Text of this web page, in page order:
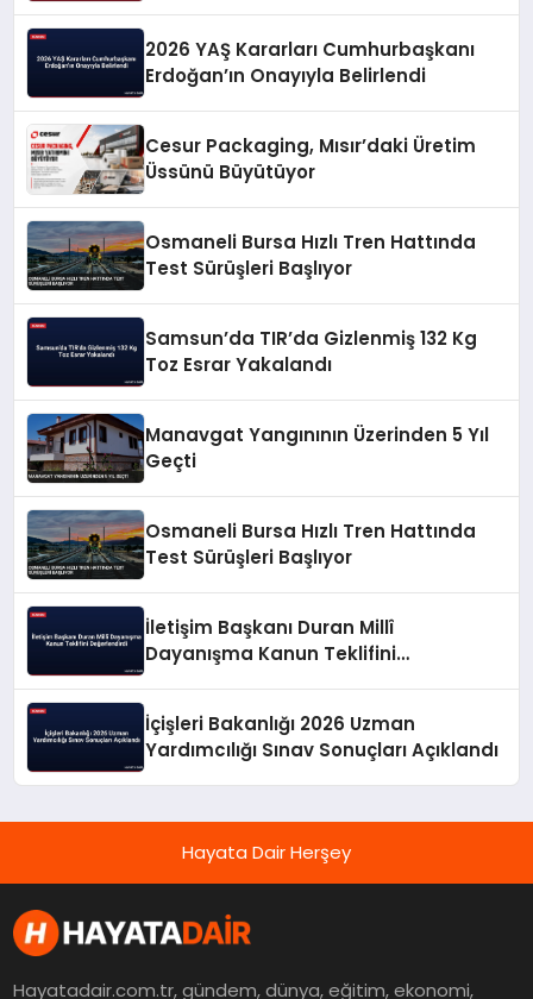
2026 YAŞ Kararları Cumhurbaşkanı
Erdoğan’ın Onayıyla Belirlendi
Cesur Packaging, Mısır’daki Üretim
Üssünü Büyütüyor
Osmaneli Bursa Hızlı Tren Hattında
Test Sürüşleri Başlıyor
Samsun’da TIR’da Gizlenmiş 132 Kg
Toz Esrar Yakalandı
Manavgat Yangınının Üzerinden 5 Yıl
Geçti
Osmaneli Bursa Hızlı Tren Hattında
Test Sürüşleri Başlıyor
İletişim Başkanı Duran Millî
Dayanışma Kanun Teklifini
İçişleri Bakanlığı 2026 Uzman
Yardımcılığı Sınav Sonuçları Açıklandı
Hayata Dair Herşey
Hayatadair.com.tr, gündem, dünya, eğitim, ekonomi,